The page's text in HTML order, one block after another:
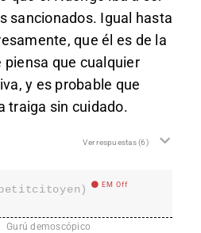
sancionados. Igual hasta
que él es de la
piensa que cualquier
y es probable que
traiga sin cuidado.
Ver respuestas(6)
EM Off
Gurú demoscópico